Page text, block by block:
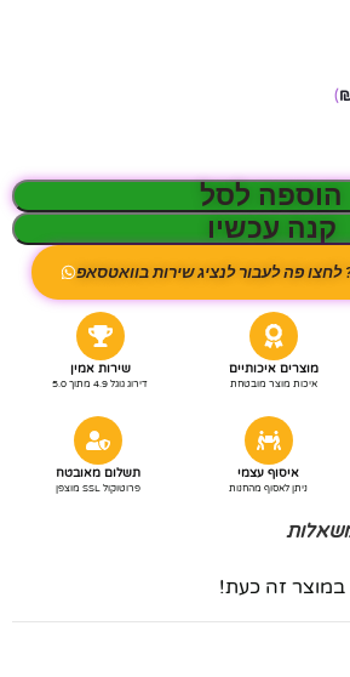
)
הוספה לסל
קנה עכשיו
פה לעבור לנציג שירות בוואטסאפ
מוצרים איכותיים
איכות מוצר מובטחת
שירות אמין
דירוג גוגל 4.9 מתוך 5.0
איסוף עצמי
ניתן לאסוף מהחנות
תשלום מאובטח
פרוטוקול SSL מוצפן
במוצר זה כעת!